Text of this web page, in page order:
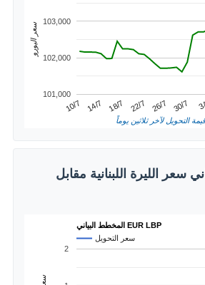
10/7 14/7 18/7 22/7 26/7 30/7
101,000
102,000
103,000
التحويل لآخر ثلاثين يوماً
سعر اليورو
سعر الليرة اللبنانية مقابل
المخطط البياني EUR LBP
سعر التحويل
2